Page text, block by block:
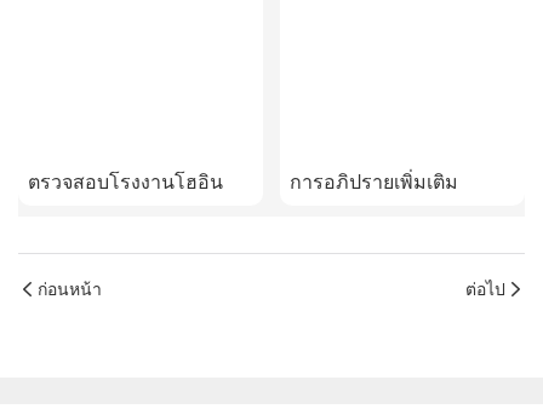
ตรวจสอบโรงงานโฮอิน การอภิปรายเพิ่มเติม
ก่อนหน้า ต่อไป